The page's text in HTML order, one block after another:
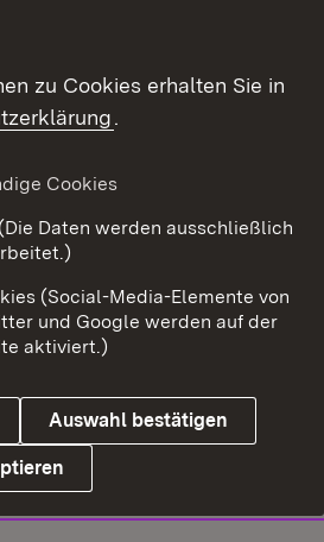
zu Cookies erhalten Sie in
.
Cookies
Daten werden ausschließlich
(Social-Media-Elemente von
und Google werden auf der
aktiviert.)
Auswahl bestätigen